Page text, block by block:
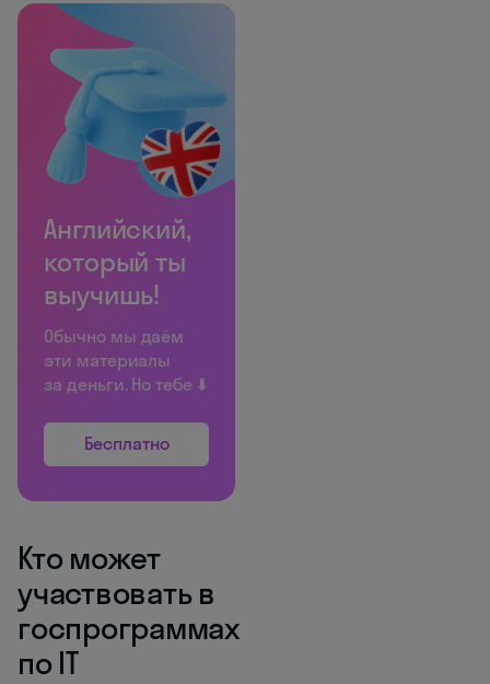
Английский,
который ты
выучишь!
Обычно мы даём
эти материалы
за деньги. Но тебе ⬇️
Бесплатно
Кто может
участвовать в
госпрограммах
по IT